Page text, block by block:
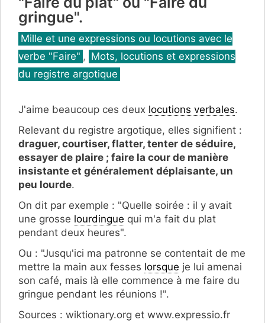
gringue".
Catégories
Mille et une expressions ou locutions avec le
verbe "Faire" , Mots, locutions et expressions
du registre argotique
J'aime beaucoup ces deux locutions verbales.
Relevant du registre argotique, elles signifient :
draguer, courtiser, flatter, tenter de séduire,
essayer de plaire ; faire la cour de manière
insistante et généralement déplaisante, un
peu lourde.
On dit par exemple : "Quelle soirée : il y avait
une grosse lourdingue qui m'a fait du plat
pendant deux heures".
Ou : "Jusqu'ici ma patronne se contentait de me
mettre la main aux fesses lorsque je lui amenai
son café, mais là elle commence à me faire du
gringue pendant les réunions !".
Sources : wiktionary.org et www.expressio.fr